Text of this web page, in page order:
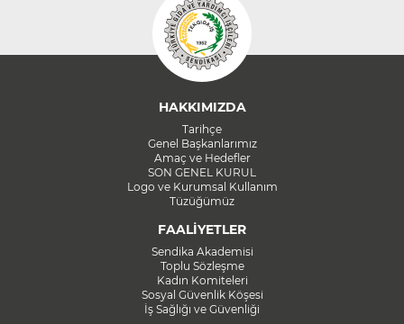
HAKKIMIZDA
Tarihçe
Genel Başkanlarımız
Amaç ve Hedefler
SON GENEL KURUL
Logo ve Kurumsal Kullanım
Tüzüğümüz
FAALİYETLER
Sendika Akademisi
Toplu Sözleşme
Kadın Komiteleri
Sosyal Güvenlik Köşesi
İş Sağlığı ve Güvenliği